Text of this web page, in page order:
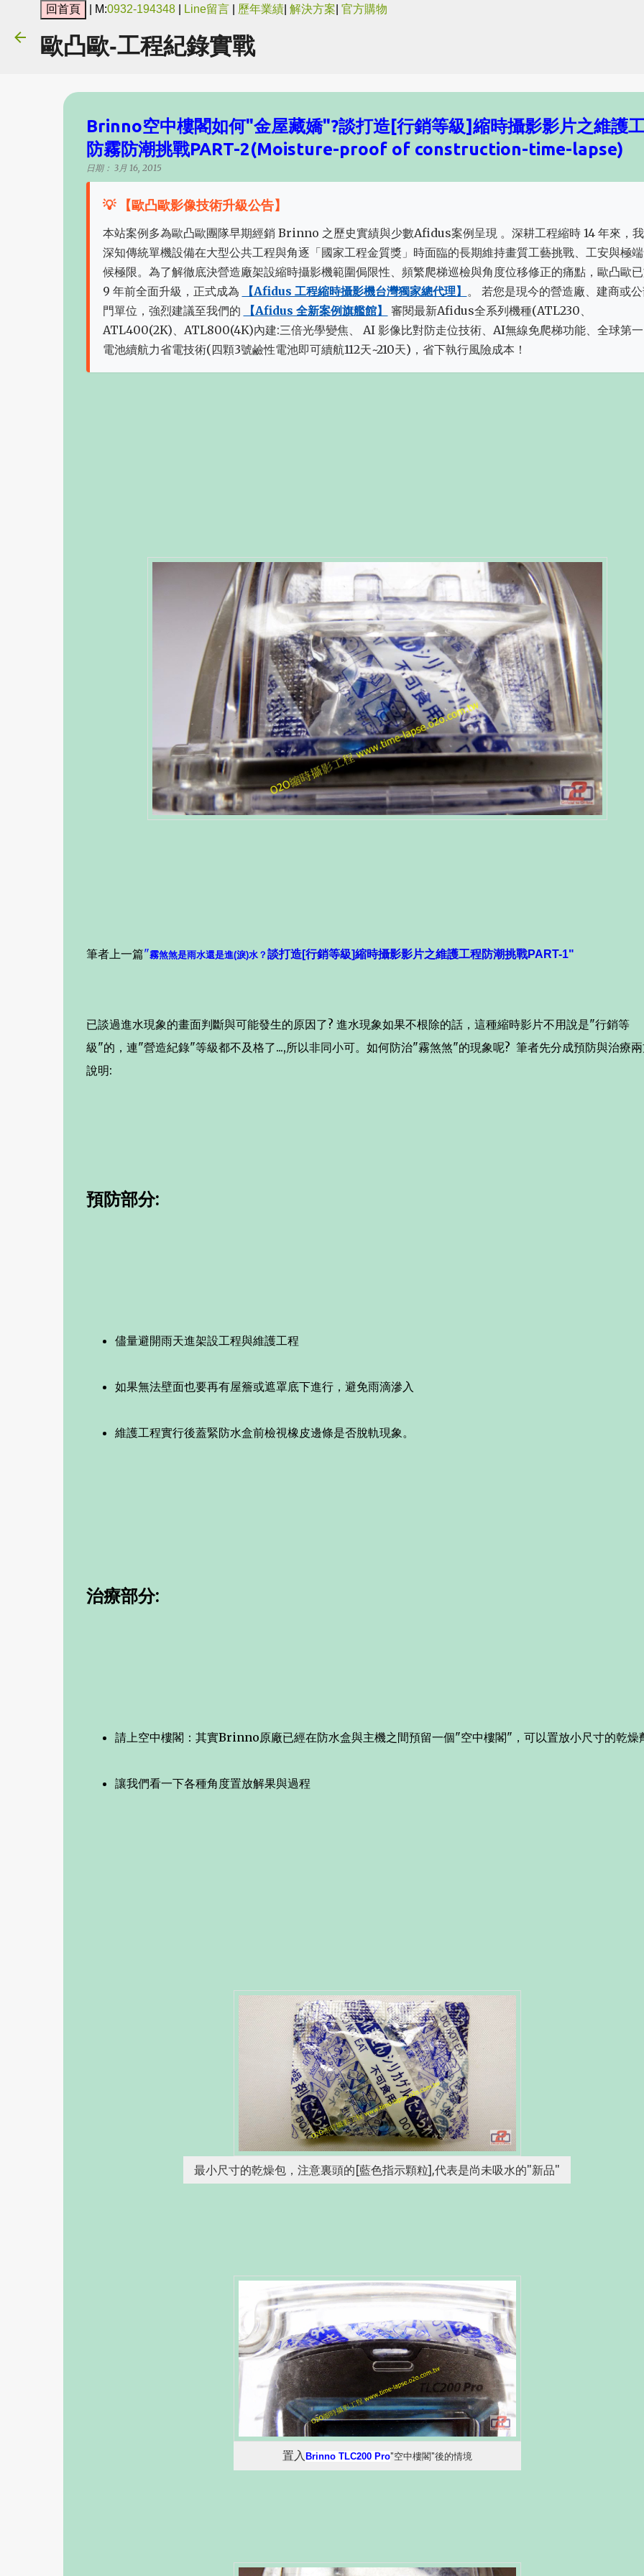
| M:0932-194348 Line留言 歷年業績 解決方案 官方購物
歐凸歐-工程紀錄實戰
Brinno空中樓閣如何"金屋藏嬌"?談打造[行銷等級]縮時攝影影片之維護
防霧防潮挑戰PART-2(Moisture-proof of construction-time-lapse)
日期： 3月 16, 2015
💡 【歐凸歐影像技術升級公告】
本站案例多為歐凸歐團隊早期經銷 Brinno 之歷史實績與少數Afidus案例呈現 。深耕工程縮時 14 年來，
深知傳統單機設備在大型公共工程與角逐「國家工程金質獎」時面臨的長期維持畫質工藝挑戰、工安與極
候極限。為了解徹底決營造廠架設縮時攝影機範圍侷限性、頻繁爬梯巡檢與角度位移修正的痛點，歐凸歐
9 年前全面升級，正式成為
【Afidus 工程縮時攝影機台灣獨家總代理】 。 若您是現今的營造廠、建商或
門單位，強烈建議至我們的
【Afidus 全新案例旗艦館】
審閱最新Afidus全系列機種(ATL230、
ATL400(2K)、ATL800(4K)內建:三倍光學變焦、 AI 影像比對防走位技術、AI無線免爬梯功能、全球第
電池續航力省電技術(四顆3號鹼性電池即可續航112天~210天)，省下執行風險成本！
筆者上一篇"霧煞煞是雨水還是進(淚)水？ 談打造[行銷等級]縮時攝影影片之維護工程防潮挑戰PART-1"
已談過進水現象的畫面判斷與可能發生的原因了? 進水現象如果不根除的話，這種縮時影片不用說是"行銷等
級"的，連"營造紀錄"等級都不及格了...,所以非同小可。如何防治"霧煞煞"的現象呢? 筆者先分成預防與治療
說明:
預防部分:
儘量避開雨天進架設工程與維護工程
如果無法壁面也要再有屋簷或遮罩底下進行，避免雨滴滲入
維護工程實行後蓋緊防水盒前檢視橡皮邊條是否脫軌現象。
治療部分:
請上空中樓閣：其實Brinno原廠已經在防水盒與主機之間預留一個"空中樓閣"，可以置放小尺寸的乾燥
讓我們看一下各種角度置放解果與過程
最小尺寸的乾燥包，注意裏頭的[藍色指示顆粒],代表是尚未吸水的"新品"
置入 Brinno TLC200 Pro"空中樓閣"後的情境